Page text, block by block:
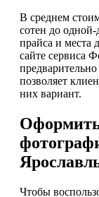
В среднем
сотен до одной-
прайса и места
сайте сервиса
позволяет
них вариант.
Оформить
Чтобы